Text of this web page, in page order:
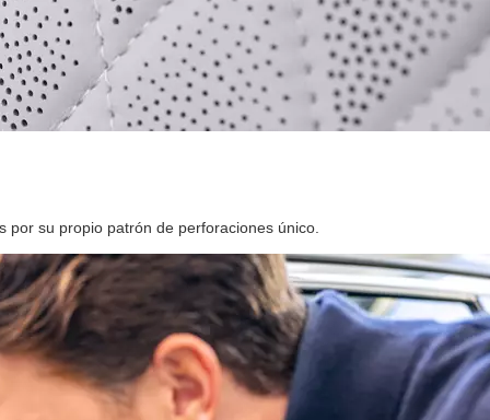
por su propio patrón de perforaciones único.